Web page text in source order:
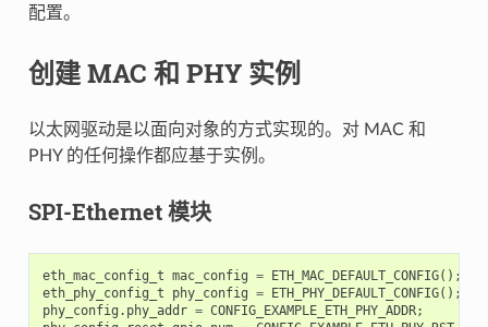
配置。
创建 MAC 和 PHY 实例
以太网驱动是以面向对象的方式实现的。对 MAC 和
PHY 的任何操作都应基于实例。
SPI-Ethernet 模块
eth_mac_config_t mac_config = ETH_MAC_DEFAULT_CONFIG();
eth_phy_config_t
phy_config = ETH_PHY_DEFAULT_CONFIG();
phy_config . phy_addr = CONFIG_EXAMPLE_ETH_PHY_ADDR;